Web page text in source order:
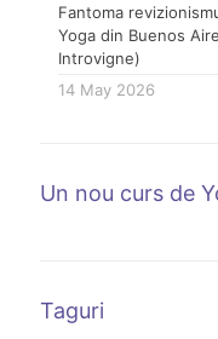
Fantoma
Yoga din Buenos
Introvigne)
14 May 2026
Un nou curs de
Taguri